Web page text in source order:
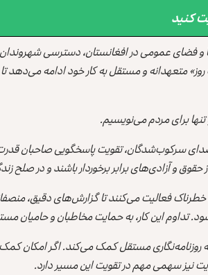
کنید
فضای عمومی در افغانستان، دسترسی
متعهدانه و مستقل به کار خود ادامه می‌دهد
برای مردم می‌نویسیم.
سرکوب‌شدگان، تقویت پاسخگویی صاحبان
و آزادی‌های برابر برخوردار باشند و در صلح
خطرناک فعالیت می‌کنند تا گزارش‌های دقیق،
تداوم این کار، به حمایت مخاطبان و حامیان
روزنامه‌نگاری مستقل کمک می‌کند. اگر امکان
نیز سهمی مهم در تقویت این مسیر دارد.